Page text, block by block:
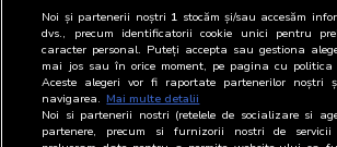
5 RTV Properties Management SRL
6 Radio Guerrilla SRL
7 RAA ENTERTAINMENT & EVENTS
SRL
Noi și partenerii noștri 1 stocăm și/sau accesăm
dvs., precum identificatorii cookie unici pentru
caracter personal. Puteți accepta sau gestiona
mai jos sau în orice moment, pe pagina cu politica
Aceste alegeri vor fi raportate partenerilor
navigarea. Mai multe detalii
Noi si partenerii nostri (retelele de socializare si
partenere, precum si furnizorii nostri de